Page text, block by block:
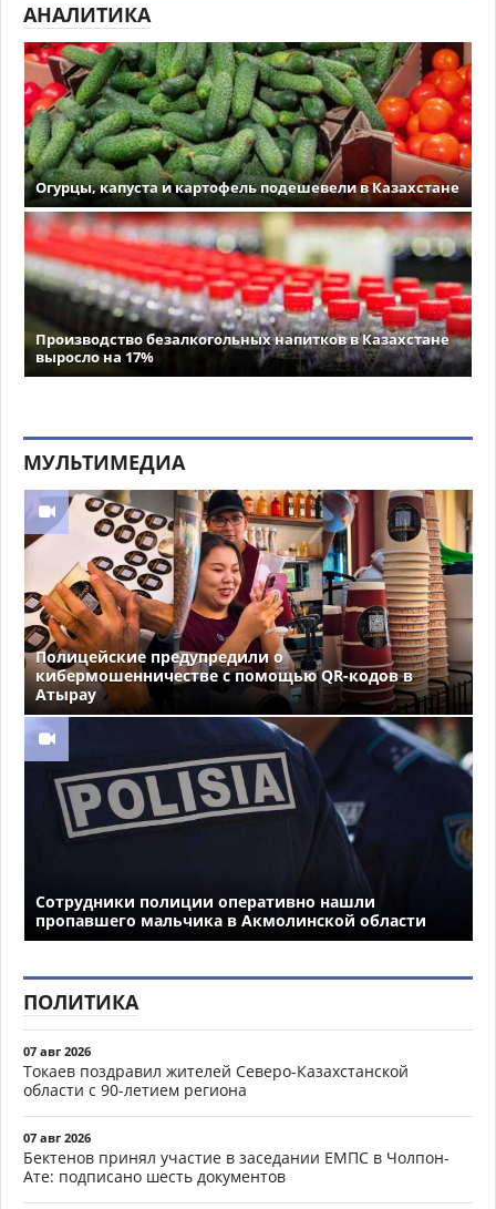
АНАЛИТИКА
Огурцы, капуста и картофель подешевели в Казахстане
Производство безалкогольных напитков в Казахстане
выросло на 17%
МУЛЬТИМЕДИА
Полицейские предупредили о
кибермошенничестве с помощью QR-кодов в
Атырау
Сотрудники полиции оперативно нашли
пропавшего мальчика в Акмолинской области
ПОЛИТИКА
07 авг 2026
Токаев поздравил жителей Северо-Казахстанской
области с 90-летием региона
07 авг 2026
Бектенов принял участие в заседании ЕМПС в Чолпон-
Ате: подписано шесть документов